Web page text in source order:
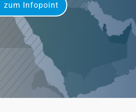
zum Infopoint